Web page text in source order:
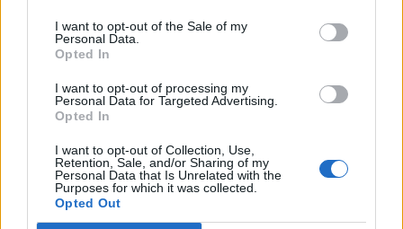
I want to opt-out of the Sale of my
Personal Data.
Opted In
I want to opt-out of processing my
Personal Data for Targeted Advertising.
Opted In
I want to opt-out of Collection, Use,
Retention, Sale, and/or Sharing of my
Personal Data that Is Unrelated with the
Purposes for which it was collected.
Opted Out
Viohalco: Αυξημένος κατά 14%
ο τζίρος στο α' εξάμηνο, στα 4,3
τα EBITDA
ΥΠΕΘΟΟ: Νέες επενδύσεις 1
Η συμφωνία Arval-Athlon αναδιαμορφώνει την αγορά leasing